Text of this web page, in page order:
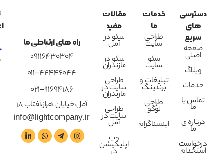
دسترسی
های
سریع
صفحه
اصلی
وبلاگ
خدمات
تماس با
ما
درباره ی
ما
درخواست
استخدام
خدمات
ما
طراحی
سایت
سئو
سایت
تبلیغات و
برندینگ
طراحی
لوگو
اینستاگرام
مقالات
مفید
سئو در
آمل
سئو در
مازندران
طراحی
سایت در
مازندران
طراحی
سایت در
آمل
وب
اپلیکیشن
راه های ارتباطی ما
09116430304
011-44446044
021-91694186
آمل،خیابان هراز،آفتاب 18
info@lightcompany.ir